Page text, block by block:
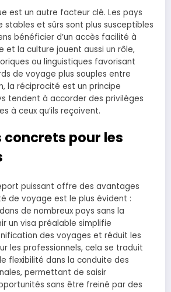
est un autre facteur clé. Les pays
stables et sûrs sont plus susceptibles
bénéficier d’un accès facilité à
et la culture jouent aussi un rôle,
ou linguistiques favorisant
de voyage plus souples entre
la réciprocité est un principe
tendent à accorder des privilèges
à ceux qu’ils reçoivent.
pour les
puissant offre des avantages
de voyage est le plus évident :
de nombreux pays sans la
un visa préalable simplifie
des voyages et réduit les
les professionnels, cela se traduit
flexibilité dans la conduite des
permettant de saisir
sans être freiné par des